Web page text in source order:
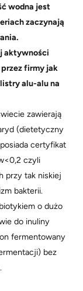
wodna jest
zaczynają
aktywności
firmy jak
alu-alu na
zawierają
(dietetyczny
certyfikat
czyli
przy tak niskiej
bakterii.
o dużo
do inuliny
fermentowany
bez